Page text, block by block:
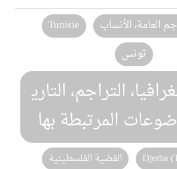
Tunisie
تونس
التراجم، التاري
المرتبطة بها
Djerba
القضية الفلسطينية